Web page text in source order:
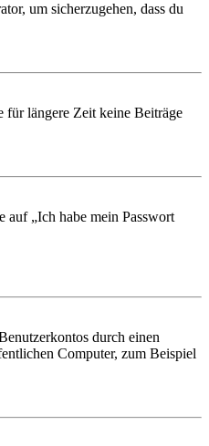
um sicherzugehen, dass du
für längere Zeit keine Beiträge
auf „Ich habe mein Passwort
durch einen
Computer, zum Beispiel